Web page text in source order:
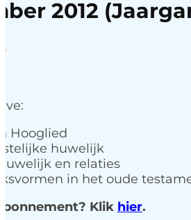
2012
Prijsklasse:
7,50
Hooglied
huwelijk
en relaties
in het oude
Klik hier.